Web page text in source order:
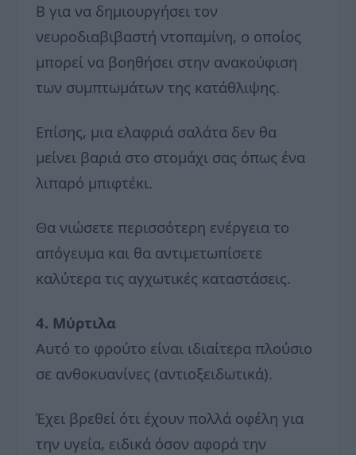
Β για να δημιουργήσει τον
νευροδιαβιβαστή ντοπαμίνη, ο οποίος
μπορεί να βοηθήσει στην ανακούφιση
των συμπτωμάτων της κατάθλιψης.
Επίσης, μια ελαφριά σαλάτα δεν θα
μείνει βαριά στο στομάχι σας όπως ένα
λιπαρό μπιφτέκι.
Θα νιώσετε περισσότερη ενέργεια το
απόγευμα και θα αντιμετωπίσετε
καλύτερα τις αγχωτικές καταστάσεις.
4. Μύρτιλα
Αυτό το φρούτο είναι ιδιαίτερα πλούσιο
σε ανθοκυανίνες (αντιοξειδωτικά).
Έχει βρεθεί ότι έχουν πολλά οφέλη για
την υγεία, ειδικά όσον αφορά την